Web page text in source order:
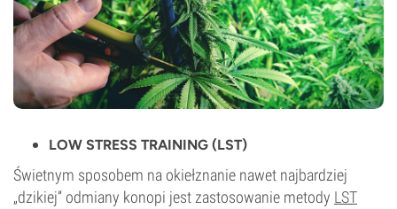
LOW STRESS TRAINING (LST)
Świetnym sposobem na okiełznanie nawet najbardziej
„dzikiej” odmiany konopi jest zastosowanie metody LST